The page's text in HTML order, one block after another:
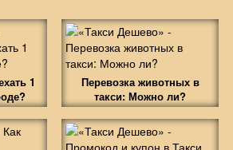
1
Перевозка животных в
такси: Можно ли?